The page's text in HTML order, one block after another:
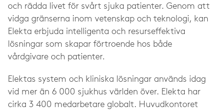
och rädda livet för svårt sjuka patienter. Genom att
vidga gränserna inom vetenskap och teknologi, kan
Elekta erbjuda intelligenta och resurseffektiva
lösningar som skapar förtroende hos både
vårdgivare och patienter.
Elektas system och kliniska lösningar används idag
vid mer än 6 000 sjukhus världen över. Elekta har
cirka 3 400 medarbetare globalt. Huvudkontoret